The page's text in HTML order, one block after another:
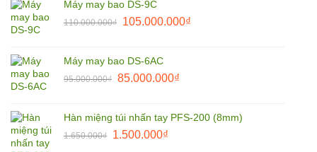
9.900.000₫.
7.500.000₫.
Máy may bao DS-9C
110.000.000₫
Giá
110.000.000₫.
105.000.000₫Giá
Máy may bao DS-6AC
95.000.000₫ Giá
95.000.000₫.
85.000.000₫Giá
là:
Hàn miệng túi nhấn tay PFS-200 (8mm)
1.650.000₫
Giá
1.500.000₫Giá